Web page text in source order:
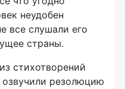
неудобен
все слушали его
страны.
стихотворений
резолюцию